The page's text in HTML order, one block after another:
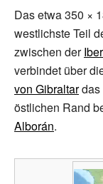
Das etwa 350 ×
westlichste Teil
zwischen der
verbindet über
von Gibraltardas
östlichen Rand
Alborán.